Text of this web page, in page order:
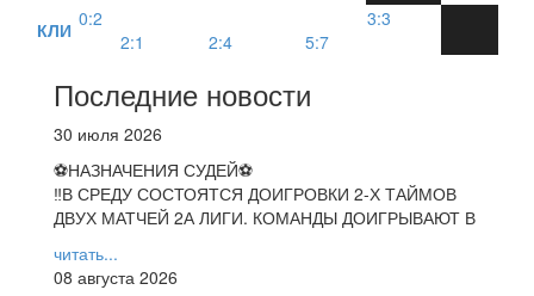
КЛИ 0:2
2:1
2:4 5:7
3:3
Последние новости
30 июля 2026
⚽НАЗНАЧЕНИЯ СУДЕЙ⚽
‼В СРЕДУ СОСТОЯТСЯ ДОИГРОВКИ 2-Х ТАЙМОВ
ДВУХ МАТЧЕЙ 2А ЛИГИ. КОМАНДЫ ДОИГРЫВАЮТ В
читать...
08 августа 2026